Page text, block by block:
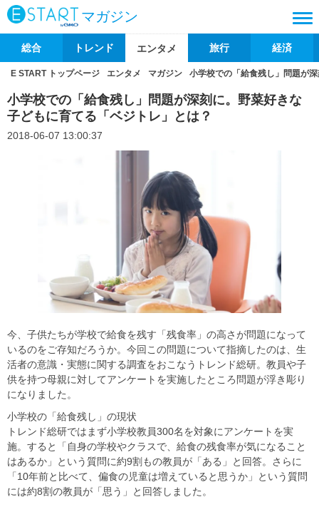
マガジン
総合 トレンド エンタメ 旅行 経済
E START トップページ エンタメ マガジン 小学校での「給食残し」問題が
小学校での「給食残し」問題が深刻に。野菜好きな
子どもに育てる「ベジトレ」とは？
2018-06-07 13:00:37
今、子供たちが学校で給食を残す「残食率」の高さが問題になって
いるのをご存知だろうか。今回この問題について指摘したのは、生
活者の意識・実態に関する調査をおこなうトレンド総研。教員や子
供を持つ母親に対してアンケートを実施したところ問題が浮き彫り
になりました。
小学校の「給食残し」の現状
トレンド総研ではまず小学校教員300名を対象にアンケートを実
施。すると「自身の学校やクラスで、給食の残食率が気になること
はあるか」という質問に約9割もの教員が「ある」と回答。さらに
「10年前と比べて、偏食の児童は増えていると思うか」という質問
には約8割の教員が「思う」と回答しました。